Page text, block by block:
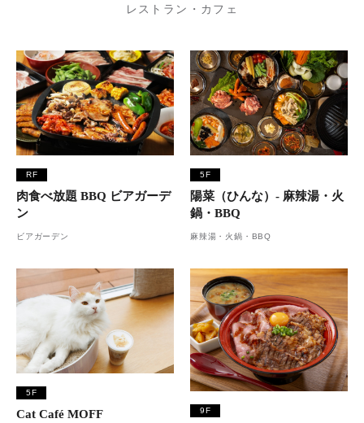
レストラン・カフェ
RF
肉食べ放題 BBQ ビアガーデ
ン
ビアガーデン
5F
陽菜（ひんな）- 麻辣湯・火
鍋・BBQ
麻辣湯・火鍋・BBQ
5F
Cat Café MOFF 9F